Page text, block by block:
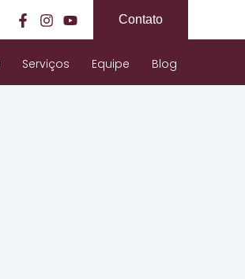
Contato
Serviços Equipe Blog